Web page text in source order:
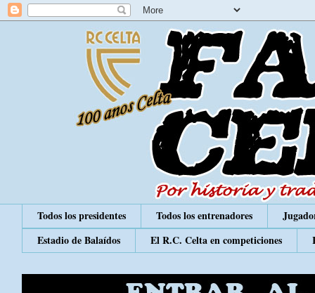
Todos los presidentes Todos los entrenadores
Estadio de Balaídos
El R.C. Celta en competiciones